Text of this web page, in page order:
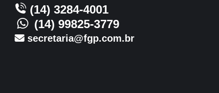
(14) 3284-4001
(14) 99825-3779
secretaria@fgp.com.br